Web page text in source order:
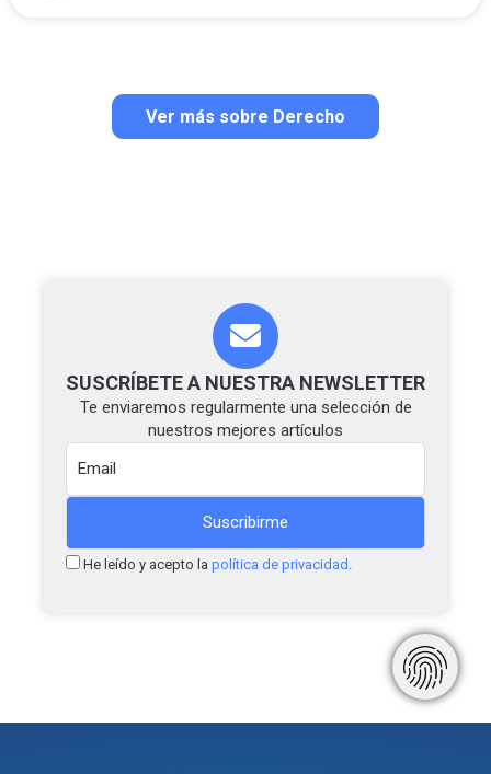
Ver más sobre Derecho
SUSCRÍBETE A NUESTRA NEWSLETTER
Te enviaremos regularmente una selección de
nuestros mejores artículos
He leído y acepto la política de privacidad